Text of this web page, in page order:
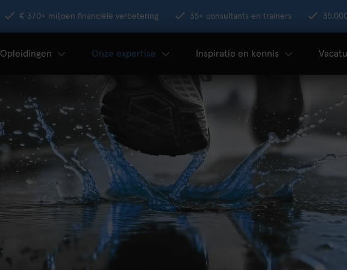
€ 370+ miljoen financiële verbetering 35+ consultants en trainers
Opleidingen Onze expertise Inspiratie en kennis